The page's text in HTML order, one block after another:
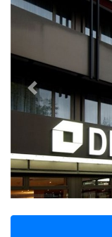
Zurück